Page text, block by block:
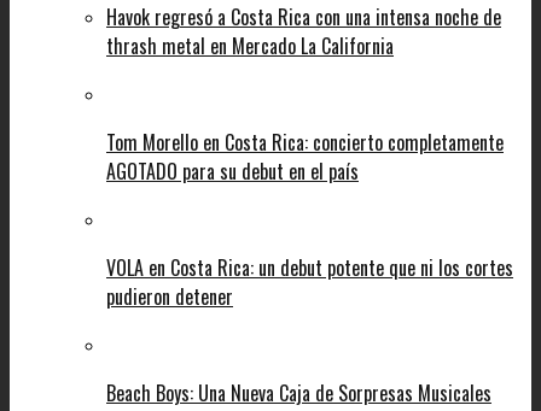
Havok regresó a Costa Rica con una intensa noche de
thrash metal en Mercado La California
Tom Morello en Costa Rica: concierto completamente
AGOTADO para su debut en el país
VOLA en Costa Rica: un debut potente que ni los cortes
pudieron detener
Beach Boys: Una Nueva Caja de Sorpresas Musicales